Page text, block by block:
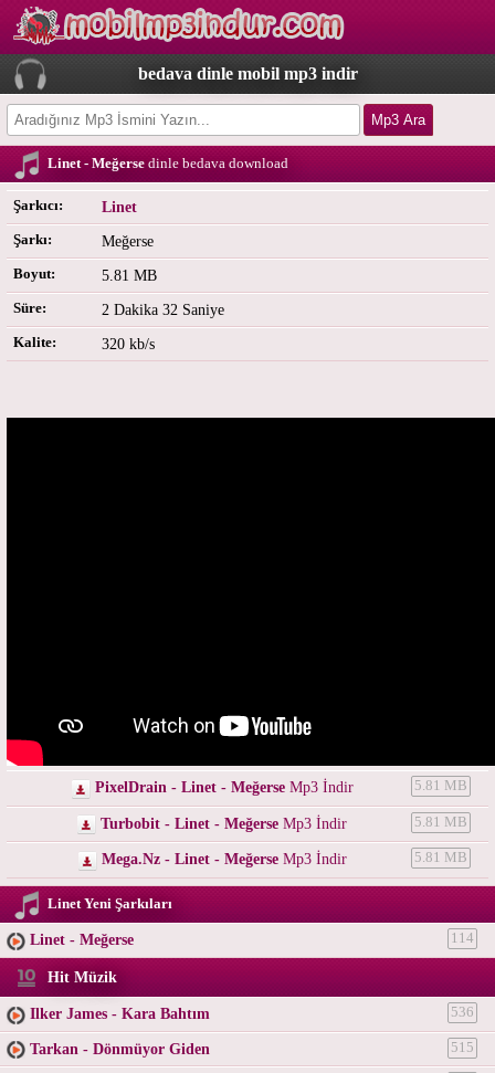
bedava dinle mobil mp3 indir
Linet - Meğersedinle bedava download
Şarkıcı: Linet
Şarkı: Meğerse
Boyut: 5.81 MB
Süre: 2 Dakika 32 Saniye
Kalite: 320 kb/s
PixelDrain - Linet - MeğerseMp3 İndir 5.81 MB
Turbobit - Linet - Meğerse Mp3 İndir 5.81 MB
Mega.Nz - Linet - MeğerseMp3 İndir 5.81 MB
Linet Yeni Şarkıları
Linet - Meğerse 114
Hit Müzik
Ilker James - Kara Bahtım 536
Tarkan - Dönmüyor Giden 515